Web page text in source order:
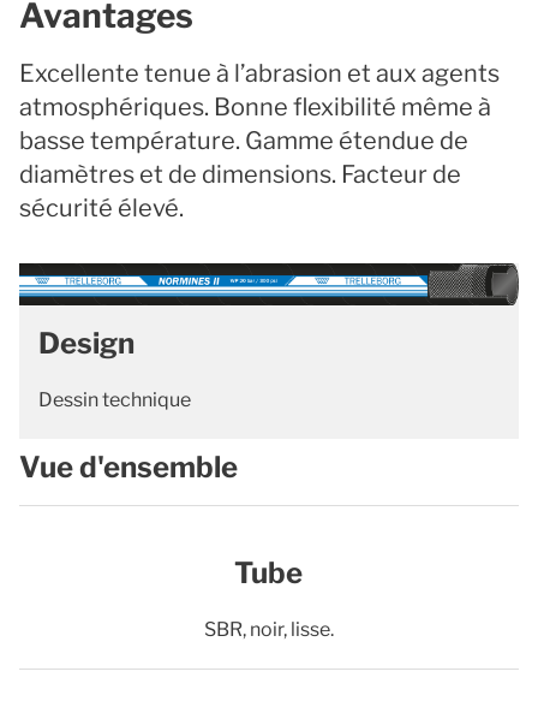
Avantages
Excellente tenue à l’abrasion et aux agents
atmosphériques. Bonne flexibilité même à
basse température. Gamme étendue de
diamètres et de dimensions. Facteur de
sécurité élevé.
Design
Dessin technique
Vue d'ensemble
Tube
SBR, noir, lisse.